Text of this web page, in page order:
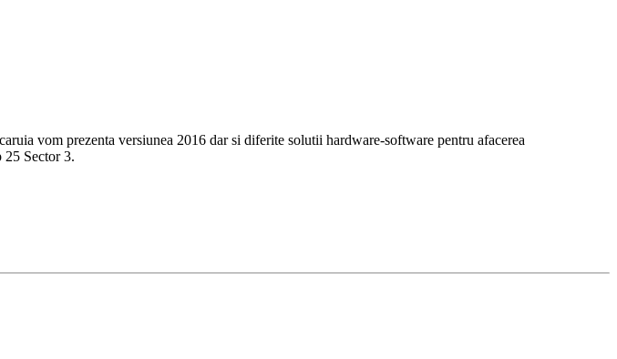
vom prezenta versiunea 2016 dar si diferite solutii hardware-software pentru afacerea
Sector 3.